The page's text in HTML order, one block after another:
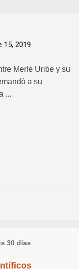
15, 2019
Merle Uribe y su
a su
...
30 días